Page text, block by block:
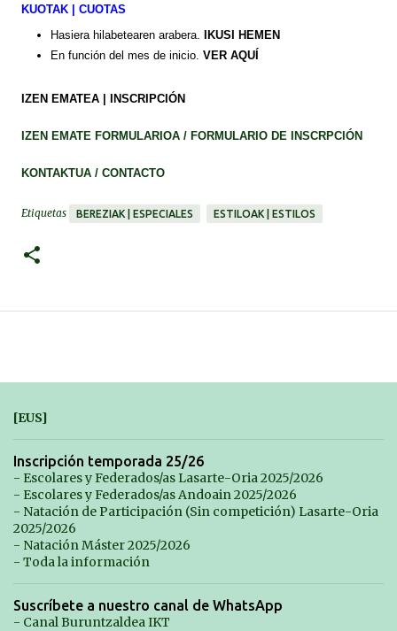
KUOTAK | CUOTAS
Hasiera hilabetearen arabera.
IKUSI HEMEN
En función del mes de inicio.VER AQUÍ
IZEN EMATEA | INSCRIPCIÓN
IZEN EMATE FORMULARIOA / FORMULARIO DE INSCRPCIÓN
KONTAKTUA / CONTACTO
Etiquetas BEREZIAK | ESPECIALES ESTILOAK | ESTILOS
[EUS]
Inscripción temporada 25/26
- Escolares y Federados/as Lasarte-Oria 2025/2026
- Escolares y Federados/as Andoain 2025/2026
- Natación de Participación (Sin competición) Lasarte-Oria
2025/2026
- Natación Máster 2025/2026
- Toda la información
Suscríbete a nuestro canal de WhatsApp
- Canal Buruntzaldea IKT